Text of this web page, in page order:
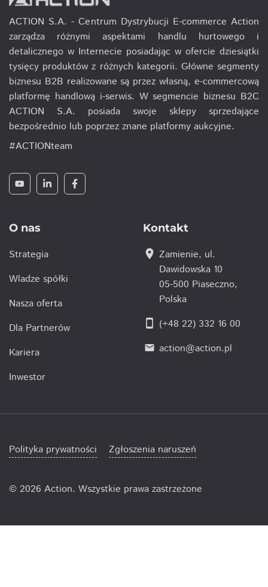
ACTION S.A. - Centrum Dystrybucji E-commerce Action
zarządza różnymi aspektami handlu hurtowego i
detalicznego w Internecie posiadając w ofercie dziesiątki
tysięcy produktów z różnych kategorii. Główne segmenty
biznesu B2B realizowane są przez własną, e-commercową
platformę handlową i-serwis. W segmencie biznesu B2C
ACTION S.A. posiada swoje sklepy sprzedające
bezpośrednio lub poprzez znane platformy aukcyjne.
#ACTIONteam
O nas
Strategia
Wladze spółki
Nasza oferta
Dla Partnerów
Kariera
Inwestor
Kontakt
location_on Zamienie, ul.
Dawidowska 10
05-500 Piaseczno,
Polska
smartphone (+48 22) 332 16 00
email action@action.pl
Polityka prywatności Zgłoszenia naruszeń
© 2026 Action. Wszystkie prawa zastrzeżone